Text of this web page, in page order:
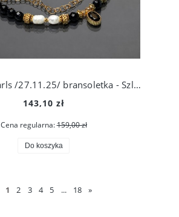
Onyx and pearls /27.11.25/ bransoletka - Szlachetna kolekcja
143,10 zł
Cena regularna:159,00 zł
Do koszyka
1 2 3 4 5 ... 18 »